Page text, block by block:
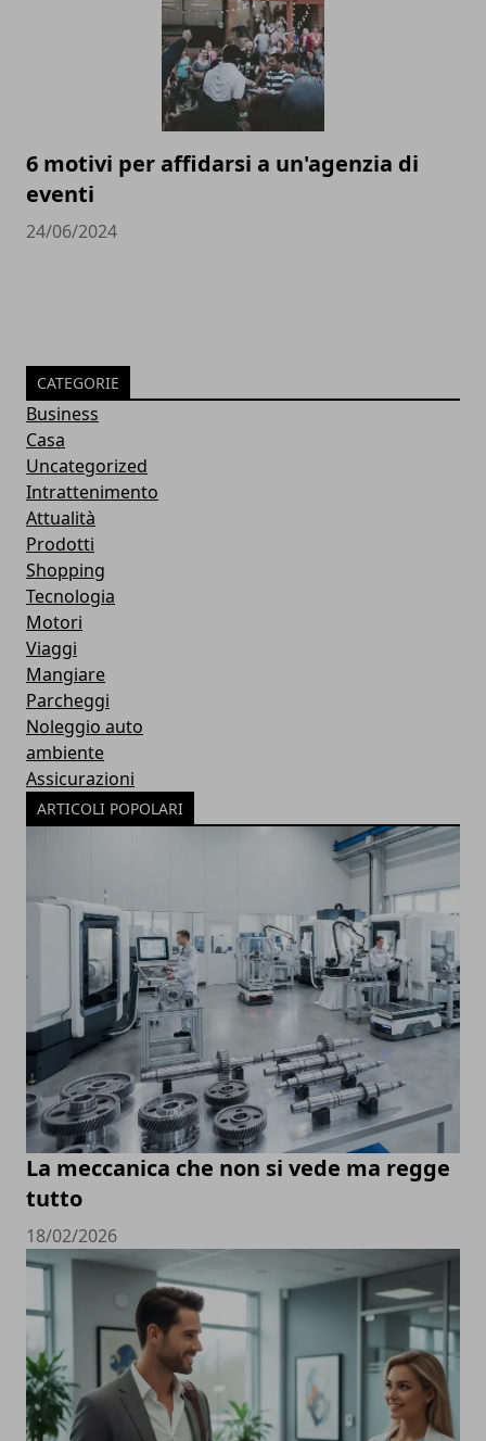
6 motivi per affidarsi a un'agenzia di
eventi
24/06/2024
CATEGORIE
Business
Casa
Uncategorized
Intrattenimento
Attualità
Prodotti
Shopping
Tecnologia
Motori
Viaggi
Mangiare
Parcheggi
Noleggio auto
ambiente
Assicurazioni
ARTICOLI POPOLARI
La meccanica che non si vede ma regge
tutto
18/02/2026